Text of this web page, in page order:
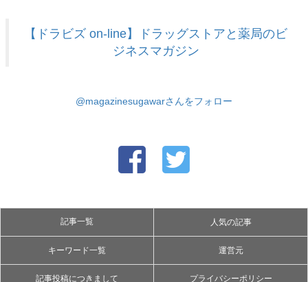
【ドラビズ on-line】ドラッグストアと薬局のビ
ジネスマガジン
@magazinesugawarさんをフォロー
記事一覧 人気の記事
キーワード一覧 運営元
記事投稿につきまして プライバシーポリシー